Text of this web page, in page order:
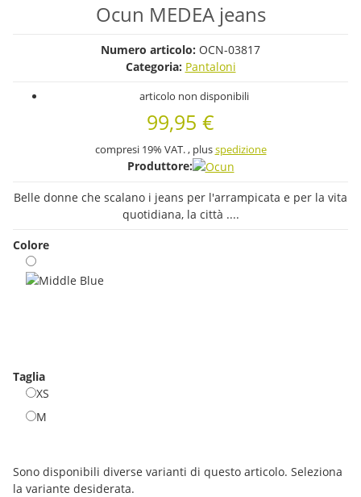
Ocun MEDEA jeans
Numero articolo: OCN-03817
Categoria: Pantaloni
articolo non disponibili
99,95 €
compresi 19% VAT. , plusspedizione
Produttore:
Belle donne che scalano i jeans per l'arrampicata e per la vita
quotidiana, la città ....
Colore
Taglia
XS
M
x
Sono disponibili diverse varianti di questo articolo. Seleziona
la variante desiderata.